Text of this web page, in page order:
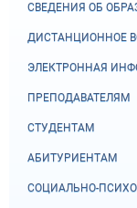
СВЕДЕНИЯ ОБ
ДИСТАНЦИОННОЕ
ЭЛЕКТРОННАЯ
ПРЕПОДАВАТЕЛЯМ
СТУДЕНТАМ
АБИТУРИЕНТАМ
СОЦИАЛЬНО-